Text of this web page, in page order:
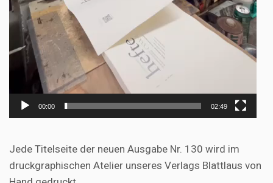
00:00 02:49
Jede Titelseite der neuen Ausgabe Nr. 130 wird im
druckgraphischen Atelier unseres Verlags Blattlaus von